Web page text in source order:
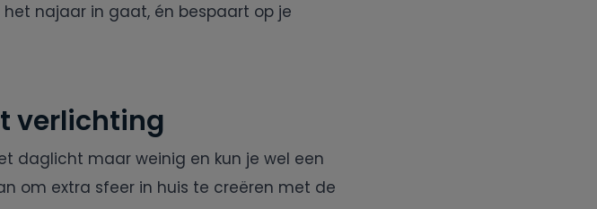
najaar in gaat, én bespaart op je
verlichting
daglicht maar weinig en kun je wel een
om extra sfeer in huis te creëren met de